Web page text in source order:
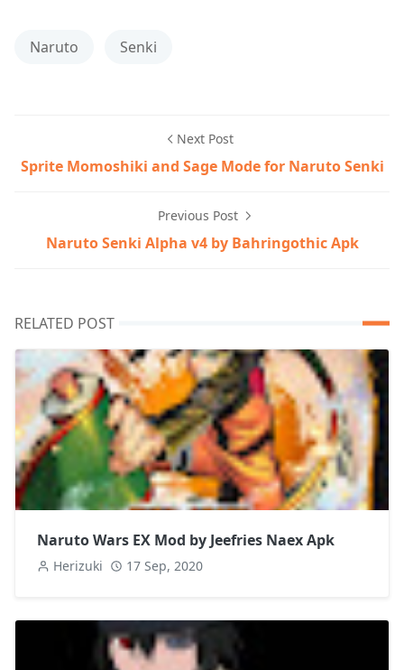
Naruto Senki
Next Post
Sprite Momoshiki and Sage Mode for Naruto Senki
Previous Post
Naruto Senki Alpha v4 by Bahringothic Apk
RELATED POST
Naruto Wars EX Mod by Jeefries Naex Apk
Herizuki 17 Sep, 2020